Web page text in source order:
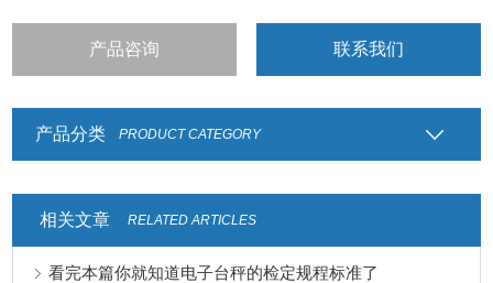
产品咨询 联系我们
产品分类 PRODUCT CATEGORY
相关文章 RELATED ARTICLES
看完本篇你就知道电子台秤的检定规程标准了